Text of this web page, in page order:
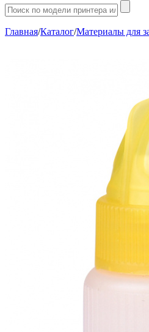
Главная/Каталог/Материалы для